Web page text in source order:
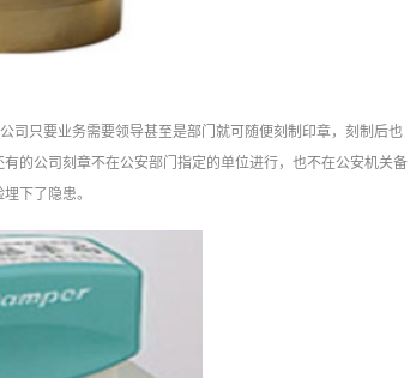
司只要业务需要领导甚至是部门就可随便刻制印章，刻制后也
的公司刻章‍不在公安部门指定的单位进行，也不在公安机关备
下了隐患。